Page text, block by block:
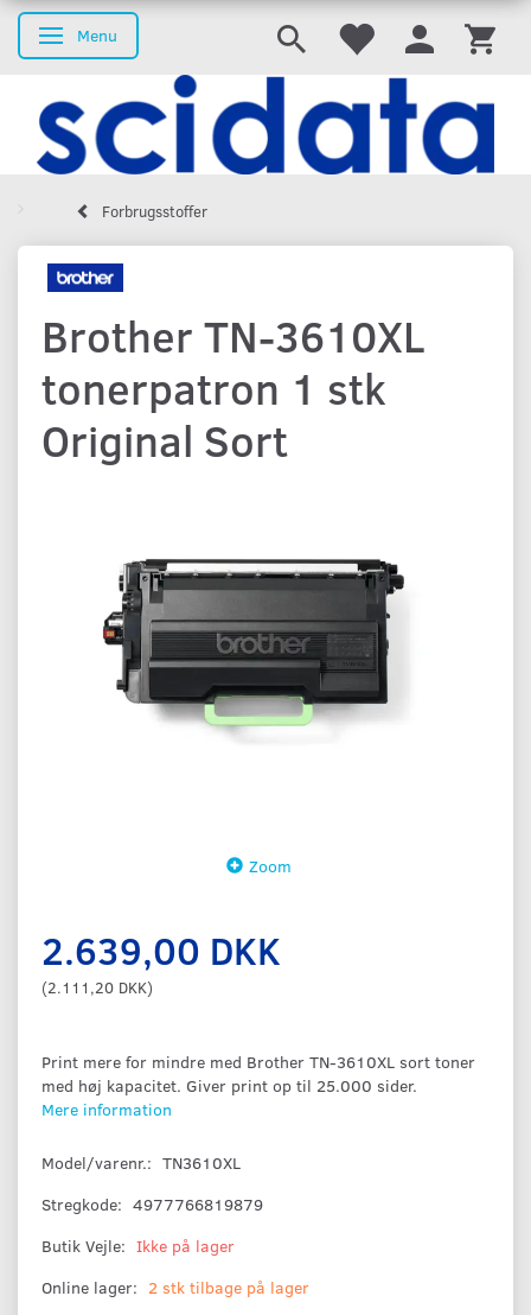
Skifte navigation
Menu
Forbrugsstoffer
Brother TN-3610XL
tonerpatron 1 stk
Original Sort
Zoom
2.639,00 DKK
(2.111,20 DKK)
Print mere for mindre med Brother TN-3610XL sort toner
med høj kapacitet. Giver print op til 25.000 sider.
Mere information
Model/varenr.: TN3610XL
Stregkode: 4977766819879
Butik Vejle: Ikke på lager
Online lager: 2 stk tilbage på lager